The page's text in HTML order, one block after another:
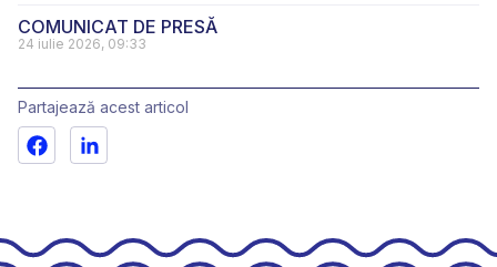
COMUNICAT DE PRESĂ
24 iulie 2026, 09:33
Partajează acest articol